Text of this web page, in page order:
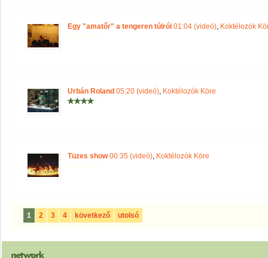
Egy "amatőr" a tengeren túlról 01:04 (videó), Koktélozók
Urbán Roland 05:20 (videó), Koktélozók Köre
Tüzes show00:35 (videó), Koktélozók Köre
1 2 3 4 következő utolsó